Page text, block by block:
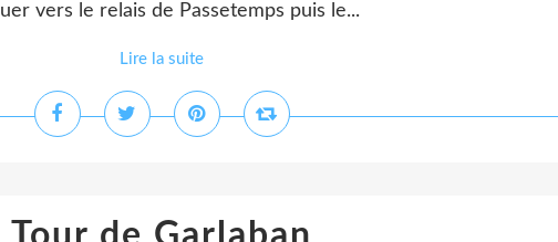
vers le relais de Passetemps puis le...
Lire la suite